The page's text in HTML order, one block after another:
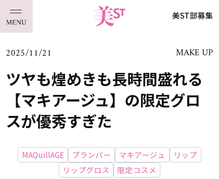
美ST部募集
2025/11/21 MAKE UP
ツヤも煌めきも長時間盛れる
【マキアージュ】の限定グロ
スが優秀すぎた
MAQuillAGE プランパー マキアージュ
リップ
リップグロス
限定コスメ